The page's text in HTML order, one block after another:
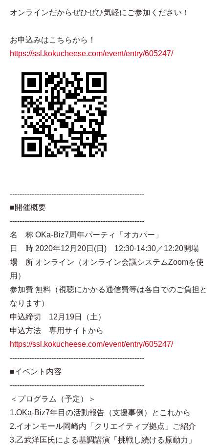
オンラインだからぜひぜひ気軽にご参加ください！
お申込みはこちらから！
https://ssl.kokucheese.com/event/entry/605247/
-------------------------------------------------------
■開催概要
-------------------------------------------------------
名 称 OKa-Biz7周年パーティ「オカパー」
日 時 2020年12月20日(日) 12:30-14:30／12:20開場
場 所 オンライン（オンライン会議システムZoomを使
用）
参加費 無料（視聴にかかる通信費等は各自でのご負担と
なります）
申込締切 12月19日（土）
申込方法 専用サイトから
https://ssl.kokucheese.com/event/entry/605247/
-------------------------------------------------------
■イベント内容
-------------------------------------------------------
＜プログラム（予定）＞
1.OKa-Biz7年目の活動報告（支援事例）とこれから
2.イオンモール岡崎内「クリエイティブ拠点」ご紹介
3.乙武洋匡氏による基調講演「挑戦し続ける原動力」